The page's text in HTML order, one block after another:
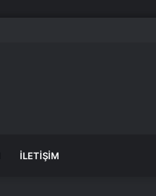
İLETIŞIM